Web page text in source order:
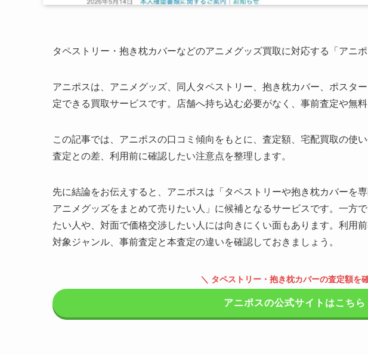
タペストリー・抱き枕カバーなどのアニメグッズ買取に対応する「アニ
アニポスは、アニメグッズ、同人タペストリー、抱き枕カバー、ポスタ
定できる買取サービスです。店舗へ持ち込む必要がなく、事前査定や無
この記事では、アニポスの口コミ傾向をもとに、査定額、宅配買取の使
査定との差、利用前に確認したい注意点を整理します。
先に結論をお伝えすると、アニポスは「タペストリーや抱き枕カバーを
アニメグッズをまとめて売りたい人」に候補となるサービスです。一方
たい人や、対面で価格交渉したい人には向きにくい面もあります。利用
対象ジャンル、事前査定と本査定の違いを確認しておきましょう。
＼ タペストリー・抱き枕カバーの査定額を
アニポスの公式サイトはこちら